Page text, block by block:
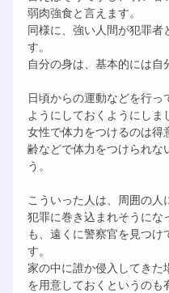
弱肉強食と言えます。
同様に、強い人間が犯罪者
す。
自分の身は、基本的には自
日頃からの運動などを行
ようにしておくようにしま
女性で体力をつけるのは
齢などで体力をつけられな
う。
こういった人は、周囲の人
犯罪に巻き込まれそうにな
も、遠くに警察官を見つ
す。
家の中に誰か侵入してき
を用意しておくというのも